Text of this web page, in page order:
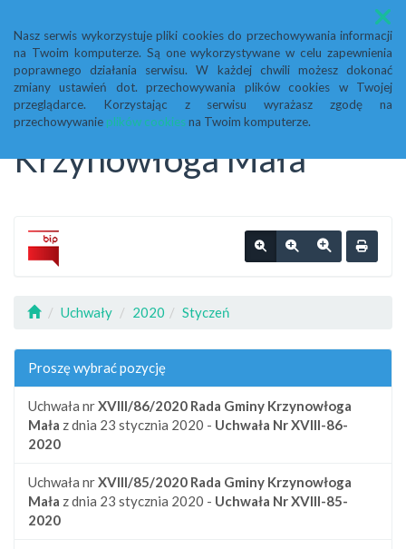
Nasz serwis wykorzystuje pliki cookies do przechowywania informacji
na Twoim komputerze. Są one wykorzystywane w celu zapewnienia
poprawnego działania serwisu. W każdej chwili możesz dokonać
zmiany ustawień dot. przechowywania plików cookies w Twojej
przeglądarce. Korzystając z serwisu wyrażasz zgodę na
przechowywanie plików cookiesna Twoim komputerze.
Menu
Biuletyn Informacji
Publicznej Urząd Gminy
Krzynowłoga Mała
Uchwały 2020 Styczeń
Proszę wybrać pozycję
Uchwała nrXVIII/86/2020 Rada Gminy Krzynowłoga
Mała z dnia 23 stycznia 2020 - Uchwała Nr XVIII-86-
2020
Uchwała nrXVIII/85/2020 Rada Gminy Krzynowłoga
Mała z dnia 23 stycznia 2020 - Uchwała Nr XVIII-85-
2020